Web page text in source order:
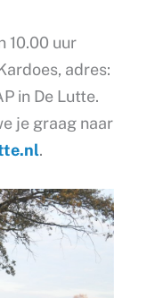
10.00 uur
adres:
in De Lutte.
je graag naar
.